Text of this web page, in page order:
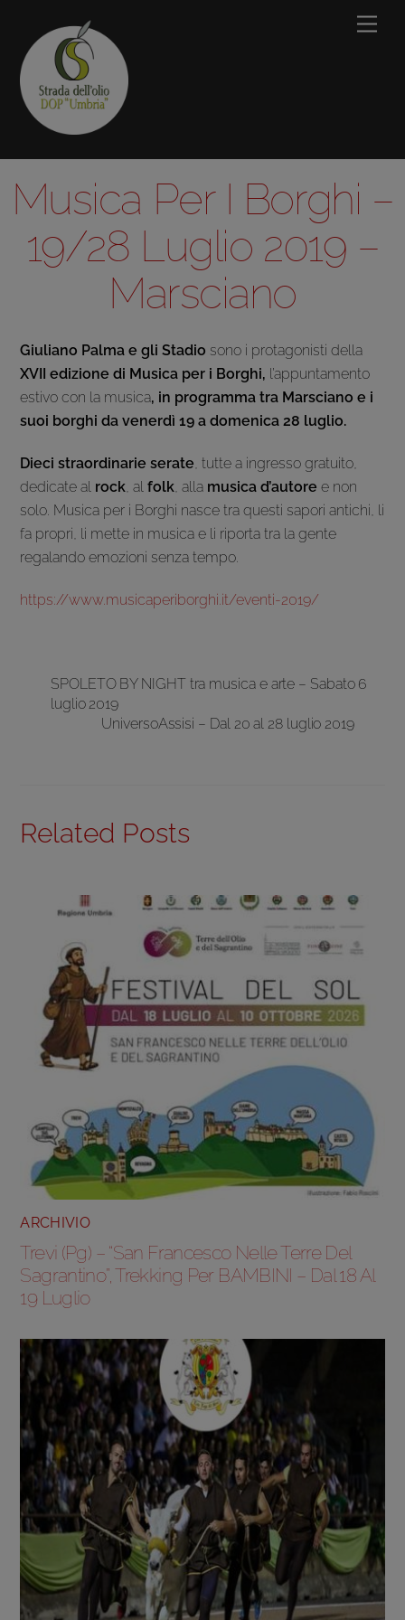
content
Musica Per I Borghi –
19/28 Luglio 2019 –
Marsciano
Giuliano Palma e gli Stadio sono i protagonisti della
XVII edizione di Musica per i Borghi, l’appuntamento
estivo con la musica, in programma tra Marsciano e i
suoi borghi da venerdì 19 a domenica 28 luglio.
Dieci straordinarie serate, tutte a ingresso gratuito,
dedicate al rock, alfolk, alla musica d’autore e non
solo. Musica per i Borghi nasce tra questi sapori antichi, li
fa propri, li mette in musica e li riporta tra la gente
regalando emozioni senza tempo.
https://www.musicaperiborghi.it/eventi-2019/
SPOLETO BY NIGHT tra musica e arte – Sabato 6
luglio 2019
UniversoAssisi – Dal 20 al 28 luglio 2019
Related Posts
ARCHIVIO
Trevi (Pg) – “San Francesco Nelle Terre Del
Sagrantino”, Trekking Per BAMBINI – Dal 18 Al
19 Luglio